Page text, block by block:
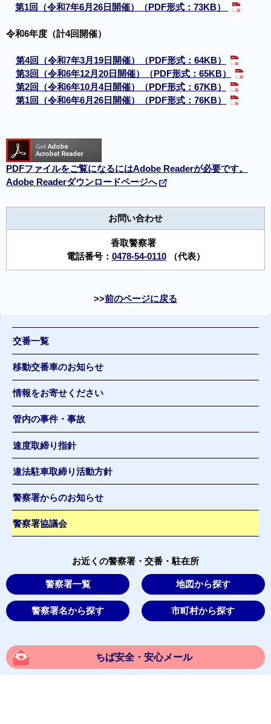
第1回（令和7年6月26日開催）（PDF形式：73KB）
令和6年度（計4回開催）
第4回（令和7年3月19日開催）（PDF形式：64KB）
第3回（令和6年12月20日開催）（PDF形式：65KB）
第2回（令和6年10月4日開催）（PDF形式：67KB）
第1回（令和6年6月26日開催）（PDF形式：76KB）
PDFファイルをご覧になるにはAdobe Readerが必要です。
Adobe Readerダウンロードページへ
お問い合わせ
香取警察署
電話番号： 0478-54-0110（代表）
前のページに戻る
交番一覧
移動交番車のお知らせ
情報をお寄せください
管内の事件・事故
速度取締り指針
違法駐車取締り活動方針
警察署からのお知らせ
警察署協議会
お近くの警察署・交番・駐在所
警察署一覧 地図から探す
警察署名から探す 市町村から探す
ちば安全・安心メール